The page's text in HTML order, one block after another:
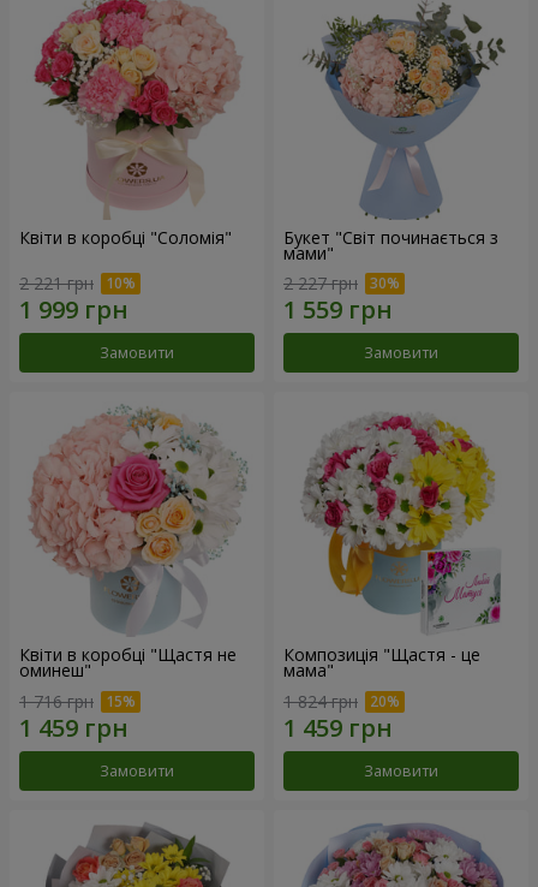
Квіти в коробці "Соломія"
2 221 грн
Замовити
Букет "Світ починається з
мами"
2 227 грн
Замовити
Квіти в коробці "Щастя не
оминеш"
1 716 грн
Замовити
Композиція "Щастя - це
мама"
1 824 грн
Замовити